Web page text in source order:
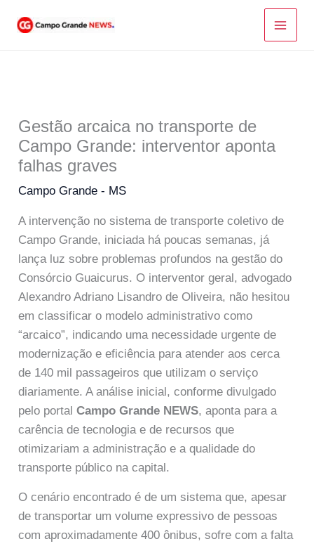
para
Gestão arcaica no transporte de
Campo Grande: interventor aponta
falhas graves
Campo Grande - MS
A intervenção no sistema de transporte coletivo de
Campo Grande, iniciada há poucas semanas, já
lança luz sobre problemas profundos na gestão do
Consórcio Guaicurus. O interventor geral, advogado
Alexandro Adriano Lisandro de Oliveira, não hesitou
em classificar o modelo administrativo como
“arcaico”, indicando uma necessidade urgente de
modernização e eficiência para atender aos cerca
de 140 mil passageiros que utilizam o serviço
diariamente. A análise inicial, conforme divulgado
pelo portalCampo Grande NEWS, aponta para a
carência de tecnologia e de recursos que
otimizariam a administração e a qualidade do
transporte público na capital.
O cenário encontrado é de um sistema que, apesar
de transportar um volume expressivo de pessoas
com aproximadamente 400 ônibus, sofre com a falta